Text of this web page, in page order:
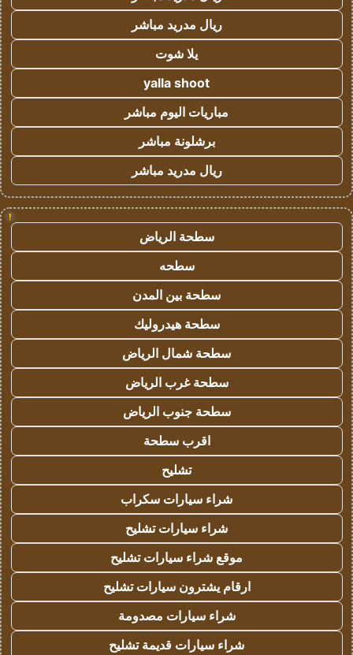
ريال مدريد مباشر
يلا شوت
yalla shoot
مباريات اليوم مباشر
برشلونة مباشر
ريال مدريد مباشر
!
سطحة الرياض
سطحه
سطحة بين المدن
سطحة هيدروليك
سطحة شمال الرياض
سطحة غرب الرياض
سطحة جنوب الرياض
اقرب سطحة
تشليح
شراء سيارات سكراب
شراء سيارات تشليح
موقع شراء سيارات تشليح
ارقام يشترون سيارات تشليح
شراء سيارات مصدومة
شراء سيارات قديمة تشليح